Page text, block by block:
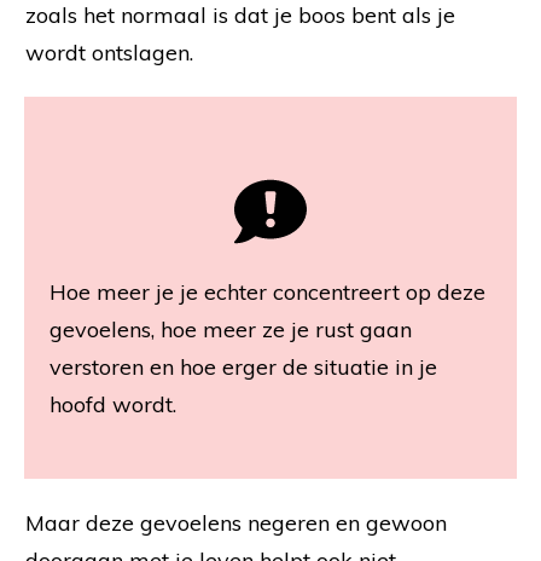
zoals het normaal is dat je boos bent als je
wordt ontslagen.
Hoe meer je je echter concentreert op deze
gevoelens, hoe meer ze je rust gaan
verstoren en hoe erger de situatie in je
hoofd wordt.
Maar deze gevoelens negeren en gewoon